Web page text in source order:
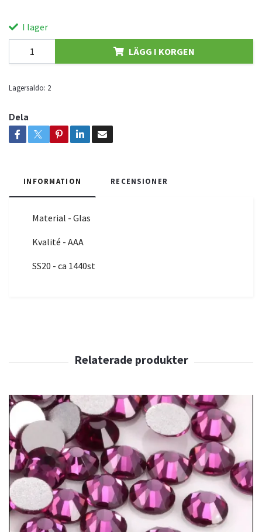
I lager
LÄGG I KORGEN
Lagersaldo: 2
Dela
INFORMATION RECENSIONER
Material - Glas
Kvalité - AAA
SS20 - ca 1440st